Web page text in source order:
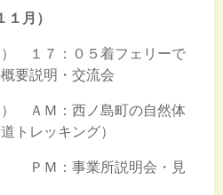
月）
） １７：０５着フェリーで
要説明・交流会
） ＡＭ：西ノ島町の自然体
トレッキング）
所説明会・見